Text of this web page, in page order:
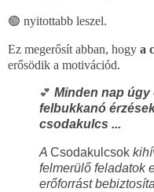
🟢 nyitottabb leszel.
Ez megerősít abban, hogy a
erősödik a motivációd.
💕 Minden nap úgy
felbukkanó
csodakulcs ...
A Csodakulcsok
felmerülő feladatok
erőforrást